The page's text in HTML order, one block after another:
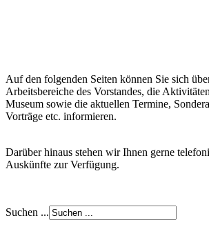
Auf den folgenden Seiten können Sie sich
Arbeitsbereiche des Vorstandes, die
Museum sowie die aktuellen Termine,
Vorträge etc. informieren.
Darüber hinaus stehen wir Ihnen gerne
Auskünfte zur Verfügung.
Suchen ...